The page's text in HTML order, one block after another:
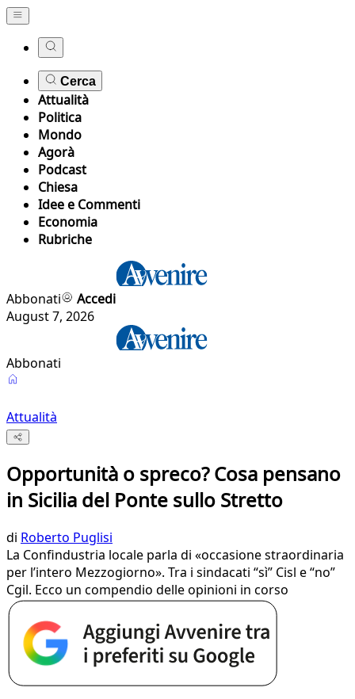
Cerca
Attualità
Politica
Mondo
Agorà
Podcast
Chiesa
Idee e Commenti
Economia
Rubriche
Abbonati
Accedi
August 7, 2026
Abbonati
Attualità
Opportunità o spreco? Cosa pensano
in Sicilia del Ponte sullo Stretto
di Roberto Puglisi
La Confindustria locale parla di «occasione straordinaria
per l’intero Mezzogiorno». Tra i sindacati “sì” Cisl e “no”
Cgil. Ecco un compendio delle opinioni in corso